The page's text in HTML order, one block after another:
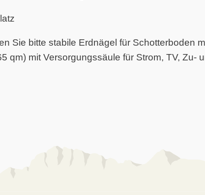
Sie bitte stabile Erdnägel für Schotterboden
qm) mit Versorgungssäule für Strom, TV, Zu-